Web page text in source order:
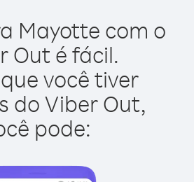
Mayotte com o
Out é fácil.
você tiver
do Viber Out,
pode: